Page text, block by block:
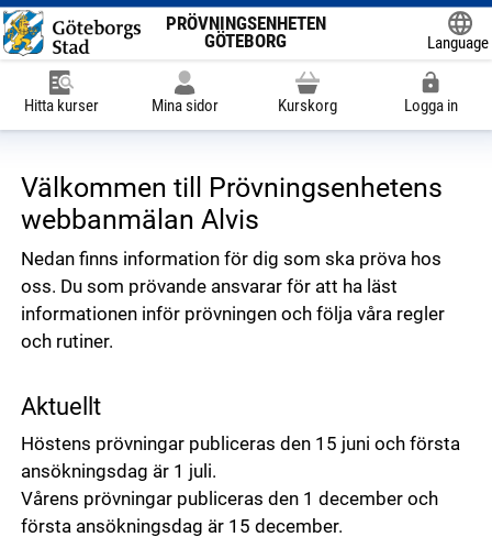
PRÖVNINGSENHETEN
GÖTEBORG
Language
Hitta kurser Mina sidor Kurskorg Logga in
Välkommen till Prövningsenhetens
webbanmälan Alvis
Nedan finns information för dig som ska pröva hos
oss. Du som prövande ansvarar för att ha läst
informationen inför prövningen och följa våra regler
och rutiner.
Aktuellt
Höstens prövningar publiceras den 15 juni och första
ansökningsdag är 1 juli.
Vårens prövningar publiceras den 1 december och
första ansökningsdag är 15 december.